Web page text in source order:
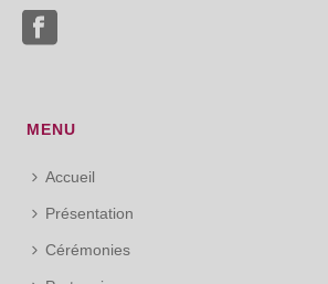
MENU
Accueil
Présentation
Cérémonies